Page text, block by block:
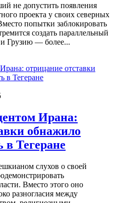
не допустить появления
проекта у своих северных
попытки заблокировать
создать параллельный
Грузию — более...
Ирана:
обнажило
в Тегеране
слухов о своей
Вместо этого оно
разногласия между